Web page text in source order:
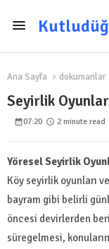
Ana Sayfa dokumanlar
Seyirlik Oyunlar
07:20 2 minute read
Yöresel Seyirlik
Köy seyirlik oyunları
bayram gibi belirli
öncesi devirlerden
süregelmesi,